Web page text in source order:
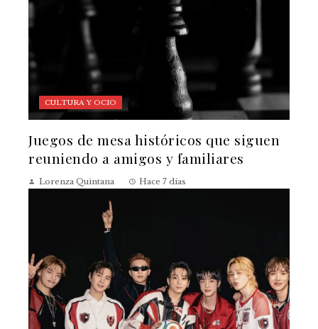
CULTURA Y OCIO
Juegos de mesa históricos que siguen
reuniendo a amigos y familiares
Lorenza Quintana Hace 7 días